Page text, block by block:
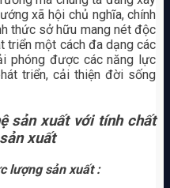
xã hội chủ nghĩa, chính
thức sở hữu mang nét độc
triển một cách đa dạng các
phóng được các năng lực
triển, cải thiện đời sống
sản xuất với tính chất
xuất
lượng sản xuất :